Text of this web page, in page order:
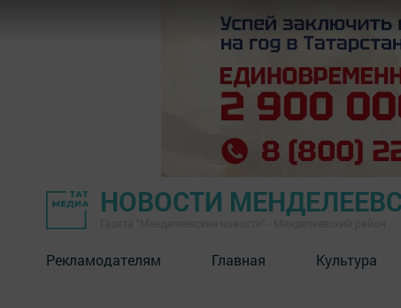
НОВОСТИ
Рекламодателям Главная Культура